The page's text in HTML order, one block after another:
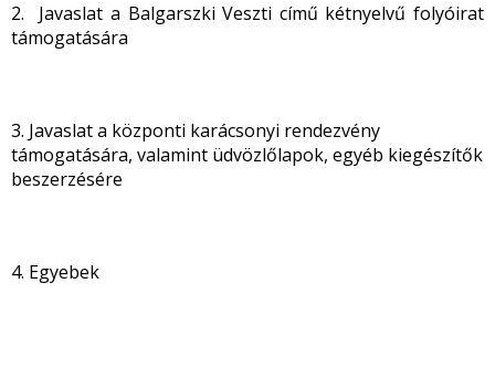
2. Javaslat a Balgarszki Veszti című kétnyelvű folyóirat
támogatására
3. Javaslat a központi karácsonyi rendezvény
támogatására, valamint üdvözlőlapok, egyéb kiegészítők
beszerzésére
4. Egyebek